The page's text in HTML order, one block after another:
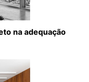
na adequação